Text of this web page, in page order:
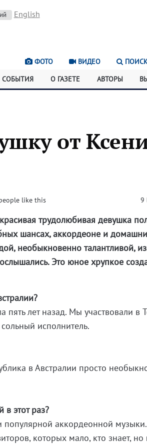
English
ФОТО ВИДЕО
СОБЫТИЯ О ГАЗЕТЕ АВТОРЫ
от
like this 9
трудолюбивая девушка
шансах, аккордеоне и
необыкновенно талантливой,
Это юное хрупкое
лет назад. Мы участвовали в
исполнитель.
в Австралии просто
этот раз?
популярной аккордеонной
которых мало, кто знает,